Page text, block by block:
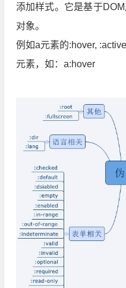
添加样式。它是基于
对象。
例如a元素的:hover,
元素，如：a:hover